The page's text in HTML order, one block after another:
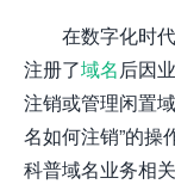
在数字化时代
注册了域名后因
注销或管理闲置
名如何注销”的操
科普域名业务相